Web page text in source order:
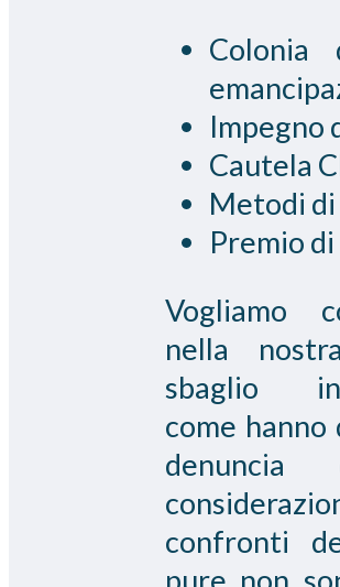
Colonia
Impegno
Cautela
Metodi
Premio
Vogliamo
nella
sbaglio
come hanno
confronti
pure non